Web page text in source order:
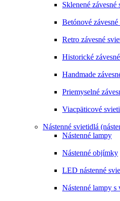
Sklenené závesné
Betónové
Retro závesné
Historické
Handmade
Priemyselné
Viacpäticové
Nástenné svietidlá
Nástenné lampy
Nástenné objímky
LED nástenné
Nástenné lampy s